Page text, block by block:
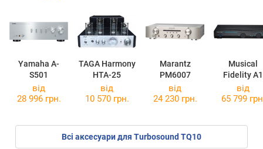
Yamaha A-
S501
TAGA Harmony
HTA-25
Marantz
PM6007
Musical
Fidelity A1
від
28 996 грн.
від
10 570 грн.
від
24 230 грн.
від
65 799
Всі аксесуари для Turbosound TQ10